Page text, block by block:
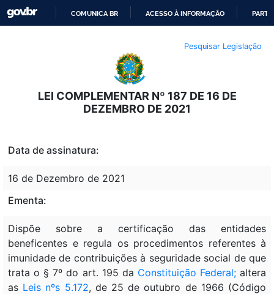
O
CONTEÚDO
COMUNICA BR ACESSO À INFORMAÇÃO
Pesquisar Legislação
LEI COMPLEMENTAR Nº 187 DE 16 DE
DEZEMBRO DE 2021
Data de assinatura:
16 de Dezembro de 2021
Ementa:
Dispõe sobre a certificação das entidades
beneficentes e regula os procedimentos referentes à
imunidade de contribuições à seguridade social de que
trata o § 7º do art. 195 da Constituição Federal;altera
as Leis nºs 5.172, de 25 de outubro de 1966 (Código